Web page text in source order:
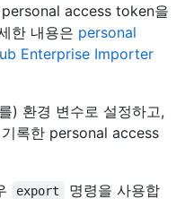
personal access token을
한 내용은 personal
Enterprise Importer
) 환경 변수로 설정하고,
록한 personal access
export
명령을 사용합